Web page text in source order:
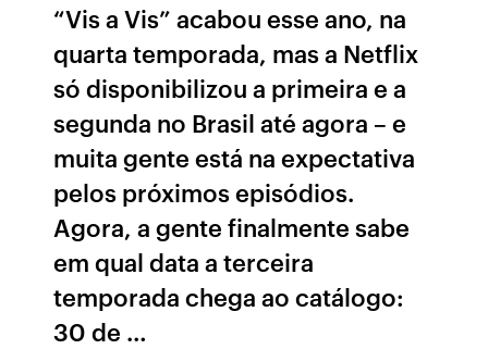
“Vis a Vis” acabou esse ano, na
quarta temporada, mas a Netflix
só disponibilizou a primeira e a
segunda no Brasil até agora – e
muita gente está na expectativa
pelos próximos episódios.
Agora, a gente finalmente sabe
em qual data a terceira
temporada chega ao catálogo:
30 de …